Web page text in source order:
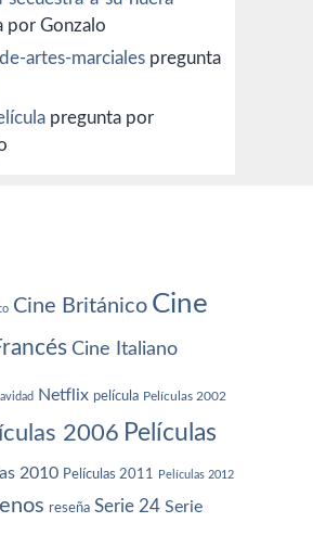
por Gonzalo
artes-marciales pregunta
pregunta por
Cine Británico Cine
Cine Italiano
Netflix película Películas 2002
2006 Películas
2010 Películas 2011 Películas 2012
reseña Serie 24 Serie